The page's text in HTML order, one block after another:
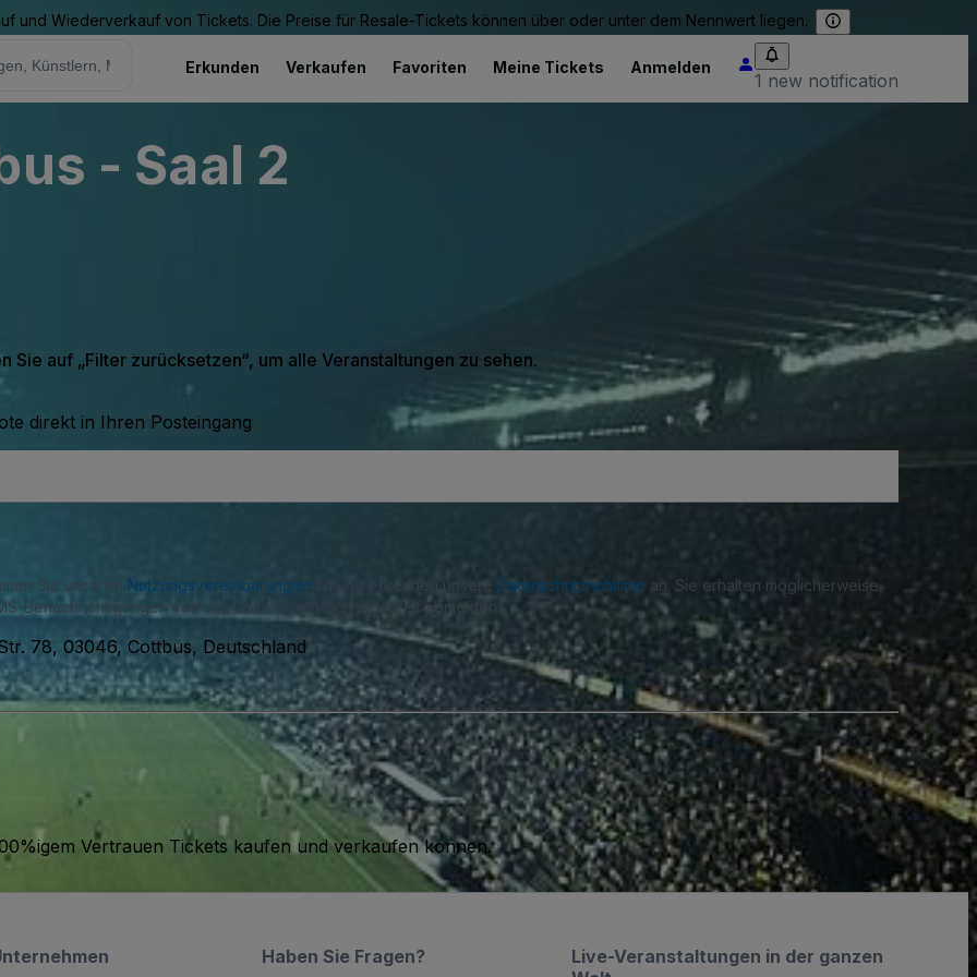
und Wiederverkauf von Tickets. Die Preise für Resale-Tickets können über oder unter dem Nennwert liegen.
Erkunden Verkaufen Favoriten Meine Tickets Anmelden
1 new notification
- Saal 2
Sie auf „Filter zurücksetzen“, um alle Veranstaltungen zu sehen.
direkt in Ihren Posteingang
Sie unseren Nutzungsvereinbarungen zu und erkennen unsere Datenschutzrichtlinie an. Sie erhalten möglicherweise
Benachrichtigungen von uns und können sich jederzeit abmelden.
78, 03046, Cottbus, Deutschland
Vertrauen Tickets kaufen und verkaufen können.
Live-Veranstaltungen in der ganzen
Haben Sie Fragen?